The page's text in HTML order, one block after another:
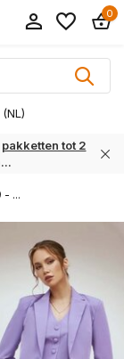
0
pakketten tot 2
- ...